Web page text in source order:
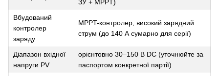
ЗУ + MPPT)
Вбудований
контролер
заряду
MPPT-контролер, високий зарядний
струм (до 140 А сумарно для серії)
Діапазон вхідної
напруги PV
орієнтовно 30–150 В DC (уточнюйте за
паспортом конкретної партії)